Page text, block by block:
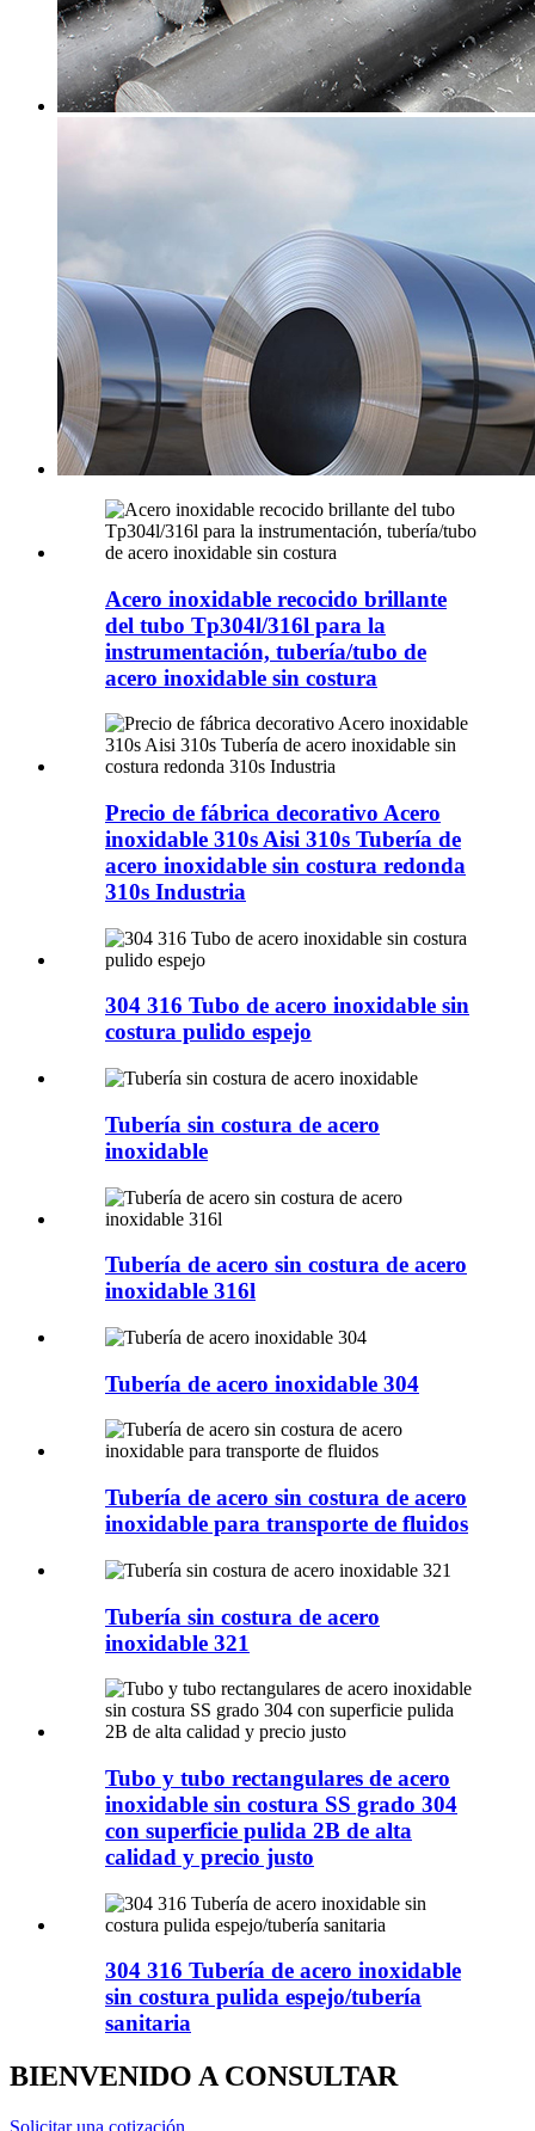
Acero inoxidable recocido brillante
del tubo Tp304l/316l para la
instrumentación, tubería/tubo de
acero inoxidable sin costura
Precio de fábrica decorativo Acero
inoxidable 310s Aisi 310s Tubería de
acero inoxidable sin costura redonda
310s Industria
304 316 Tubo de acero inoxidable sin
costura pulido espejo
Tubería sin costura de acero
inoxidable
Tubería de acero sin costura de acero
inoxidable 316l
Tubería de acero inoxidable 304
Tubería de acero sin costura de acero
inoxidable para transporte de fluidos
Tubería sin costura de acero
inoxidable 321
Tubo y tubo rectangulares de acero
inoxidable sin costura SS grado 304
con superficie pulida 2B de alta
calidad y precio justo
304 316 Tubería de acero inoxidable
sin costura pulida espejo/tubería
sanitaria
BIENVENIDO A CONSULTAR